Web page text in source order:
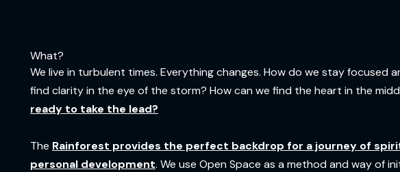
What?
We live in turbulent times. Everything changes. How do we stay focused
find clarity in the eye of the storm? How can we find the heart in the
ready to take the lead?
The Rainforest provides the perfect backdrop for a journey of
personal development. We use Open Space as a method and way of